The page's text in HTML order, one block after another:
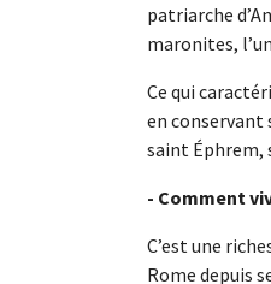
patriarche
maronites,
Ce qui
en conservant
saint Éphrem,
- Comment
C’est une
Rome depuis